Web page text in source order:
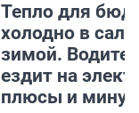
Тепло для
холодно в
зимой.
ездит на
плюсы и